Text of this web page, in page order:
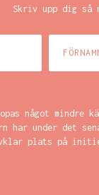
Skriv upp dig så
något mindre
har under det
plats på